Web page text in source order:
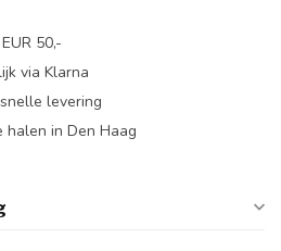
50,-
via Klarna
levering
in Den Haag